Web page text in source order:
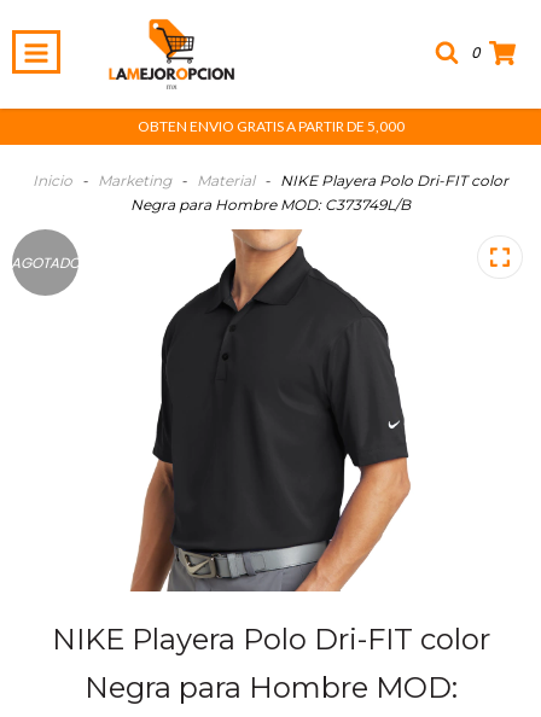
0
OBTEN ENVIO GRATIS A PARTIR DE 5,000
Inicio - Marketing - Material - NIKE Playera Polo Dri-FIT color
Negra para Hombre MOD: C373749L/B
AGOTADO
NIKE Playera Polo Dri-FIT color
Negra para Hombre MOD: